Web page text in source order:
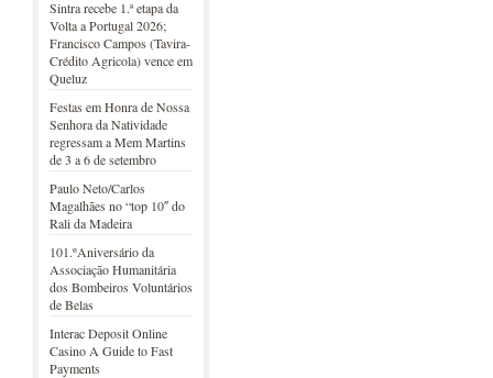
Sintra recebe 1.ª etapa da
Volta a Portugal 2026;
Francisco Campos (Tavira-
Crédito Agricola) vence em
Queluz
Festas em Honra de Nossa
Senhora da Natividade
regressam a Mem Martins
de 3 a 6 de setembro
Paulo Neto/Carlos
Magalhães no “top 10″ do
Rali da Madeira
101.ºAniversário da
Associação Humanitária
dos Bombeiros Voluntários
de Belas
Interac Deposit Online
Casino A Guide to Fast
Payments